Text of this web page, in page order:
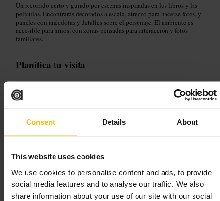
Consent Details About
This website uses cookies
We use cookies to personalise content and ads, to provide
social media features and to analyse our traffic. We also
share information about your use of our site with our social
Un recorrido corto y guiado por escenas inspiradas en los libros y las
películas. Encontrarás decorados a escala, atrezzo para hacerse fotos, y
paneles con anécdotas y detalles sobre el personaje. El ambiente es
accesible para niños, con zonas pensadas para interacción y fotos
familiares.
Planifica tu visita
Reserva las entradas con antelación para evitar esperas en taquilla.
Llega con tiempo para hacer fotos con calma y deja espacio en la
Riverside Building, County Hall, Westminster Bridge Rd, London S
Garden Museum
Artes y Entretenimiento •Museo •Museo de Historia